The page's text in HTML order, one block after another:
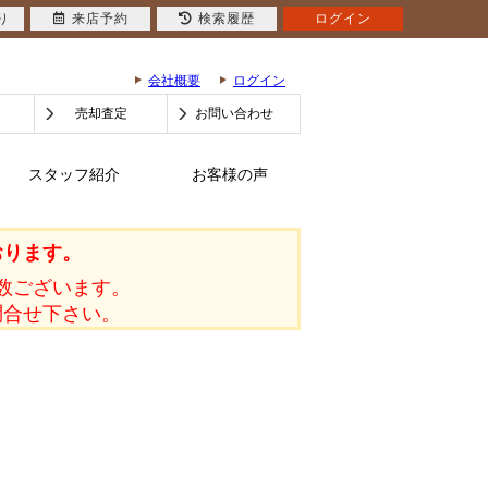
会社概要 ログイン
売却査定 お問い合わせ
スタッフ紹介 お客様の声
ます。
ざいます。
せ下さい。
来店予約 検索履歴 ログイン